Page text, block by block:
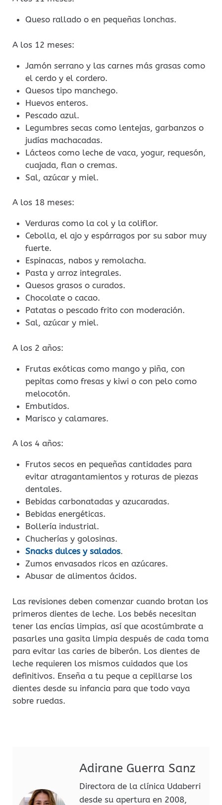
Queso rallado o en pequeñas lonchas.
A los 12 meses:
Jamón serrano y las carnes más grasas como
el cerdo y el cordero.
Quesos tipo manchego.
Huevos enteros.
Pescado azul.
Legumbres secas como lentejas, garbanzos o
judías machacadas.
Lácteos como leche de vaca, yogur, requesón,
cuajada, flan o cremas.
Sal, azúcar y miel.
A los 18 meses:
Verduras como la col y la coliflor.
Cebolla, el ajo y espárragos por su sabor muy
fuerte.
Espinacas, nabos y remolacha.
Pasta y arroz integrales.
Quesos grasos o curados.
Chocolate o cacao.
Patatas o pescado frito con moderación.
Sal, azúcar y miel.
A los 2 años:
Frutas exóticas como mango y piña, con
pepitas como fresas y kiwi o con pelo como
melocotón.
Embutidos.
Marisco y calamares.
A los 4 años:
Frutos secos en pequeñas cantidades para
evitar atragantamientos y roturas de piezas
dentales.
Bebidas carbonatadas y azucaradas.
Bebidas energéticas.
Bollería industrial.
Chucherías y golosinas.
Snacks dulces y salados.
Zumos envasados ricos en azúcares.
Abusar de alimentos ácidos.
Las revisiones deben comenzar cuando brotan los
primeros dientes de leche. Los bebés necesitan
tener las encías limpias, así que acostúmbrate a
pasarles una gasita limpia después de cada toma
para evitar las caries de biberón. Los dientes de
leche requieren los mismos cuidados que los
definitivos. Enseña a tu peque a cepillarse los
dientes desde su infancia para que todo vaya
sobre ruedas.
Adirane Guerra Sanz
Directora de la clínica Udaberri
desde su apertura en 2008,